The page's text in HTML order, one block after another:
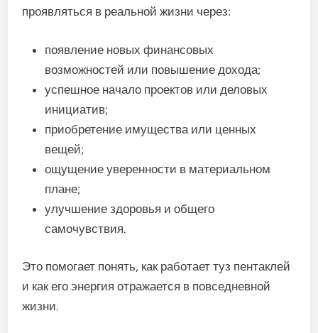
проявляться в реальной жизни через:
появление новых финансовых
возможностей или повышение дохода;
успешное начало проектов или деловых
инициатив;
приобретение имущества или ценных
вещей;
ощущение уверенности в материальном
плане;
улучшение здоровья и общего
самочувствия.
Это помогает понять, как работает туз пентаклей
и как его энергия отражается в повседневной
жизни.